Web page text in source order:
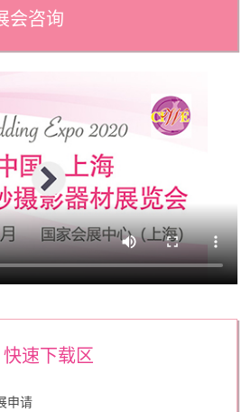
会咨询
快速下载区
申请